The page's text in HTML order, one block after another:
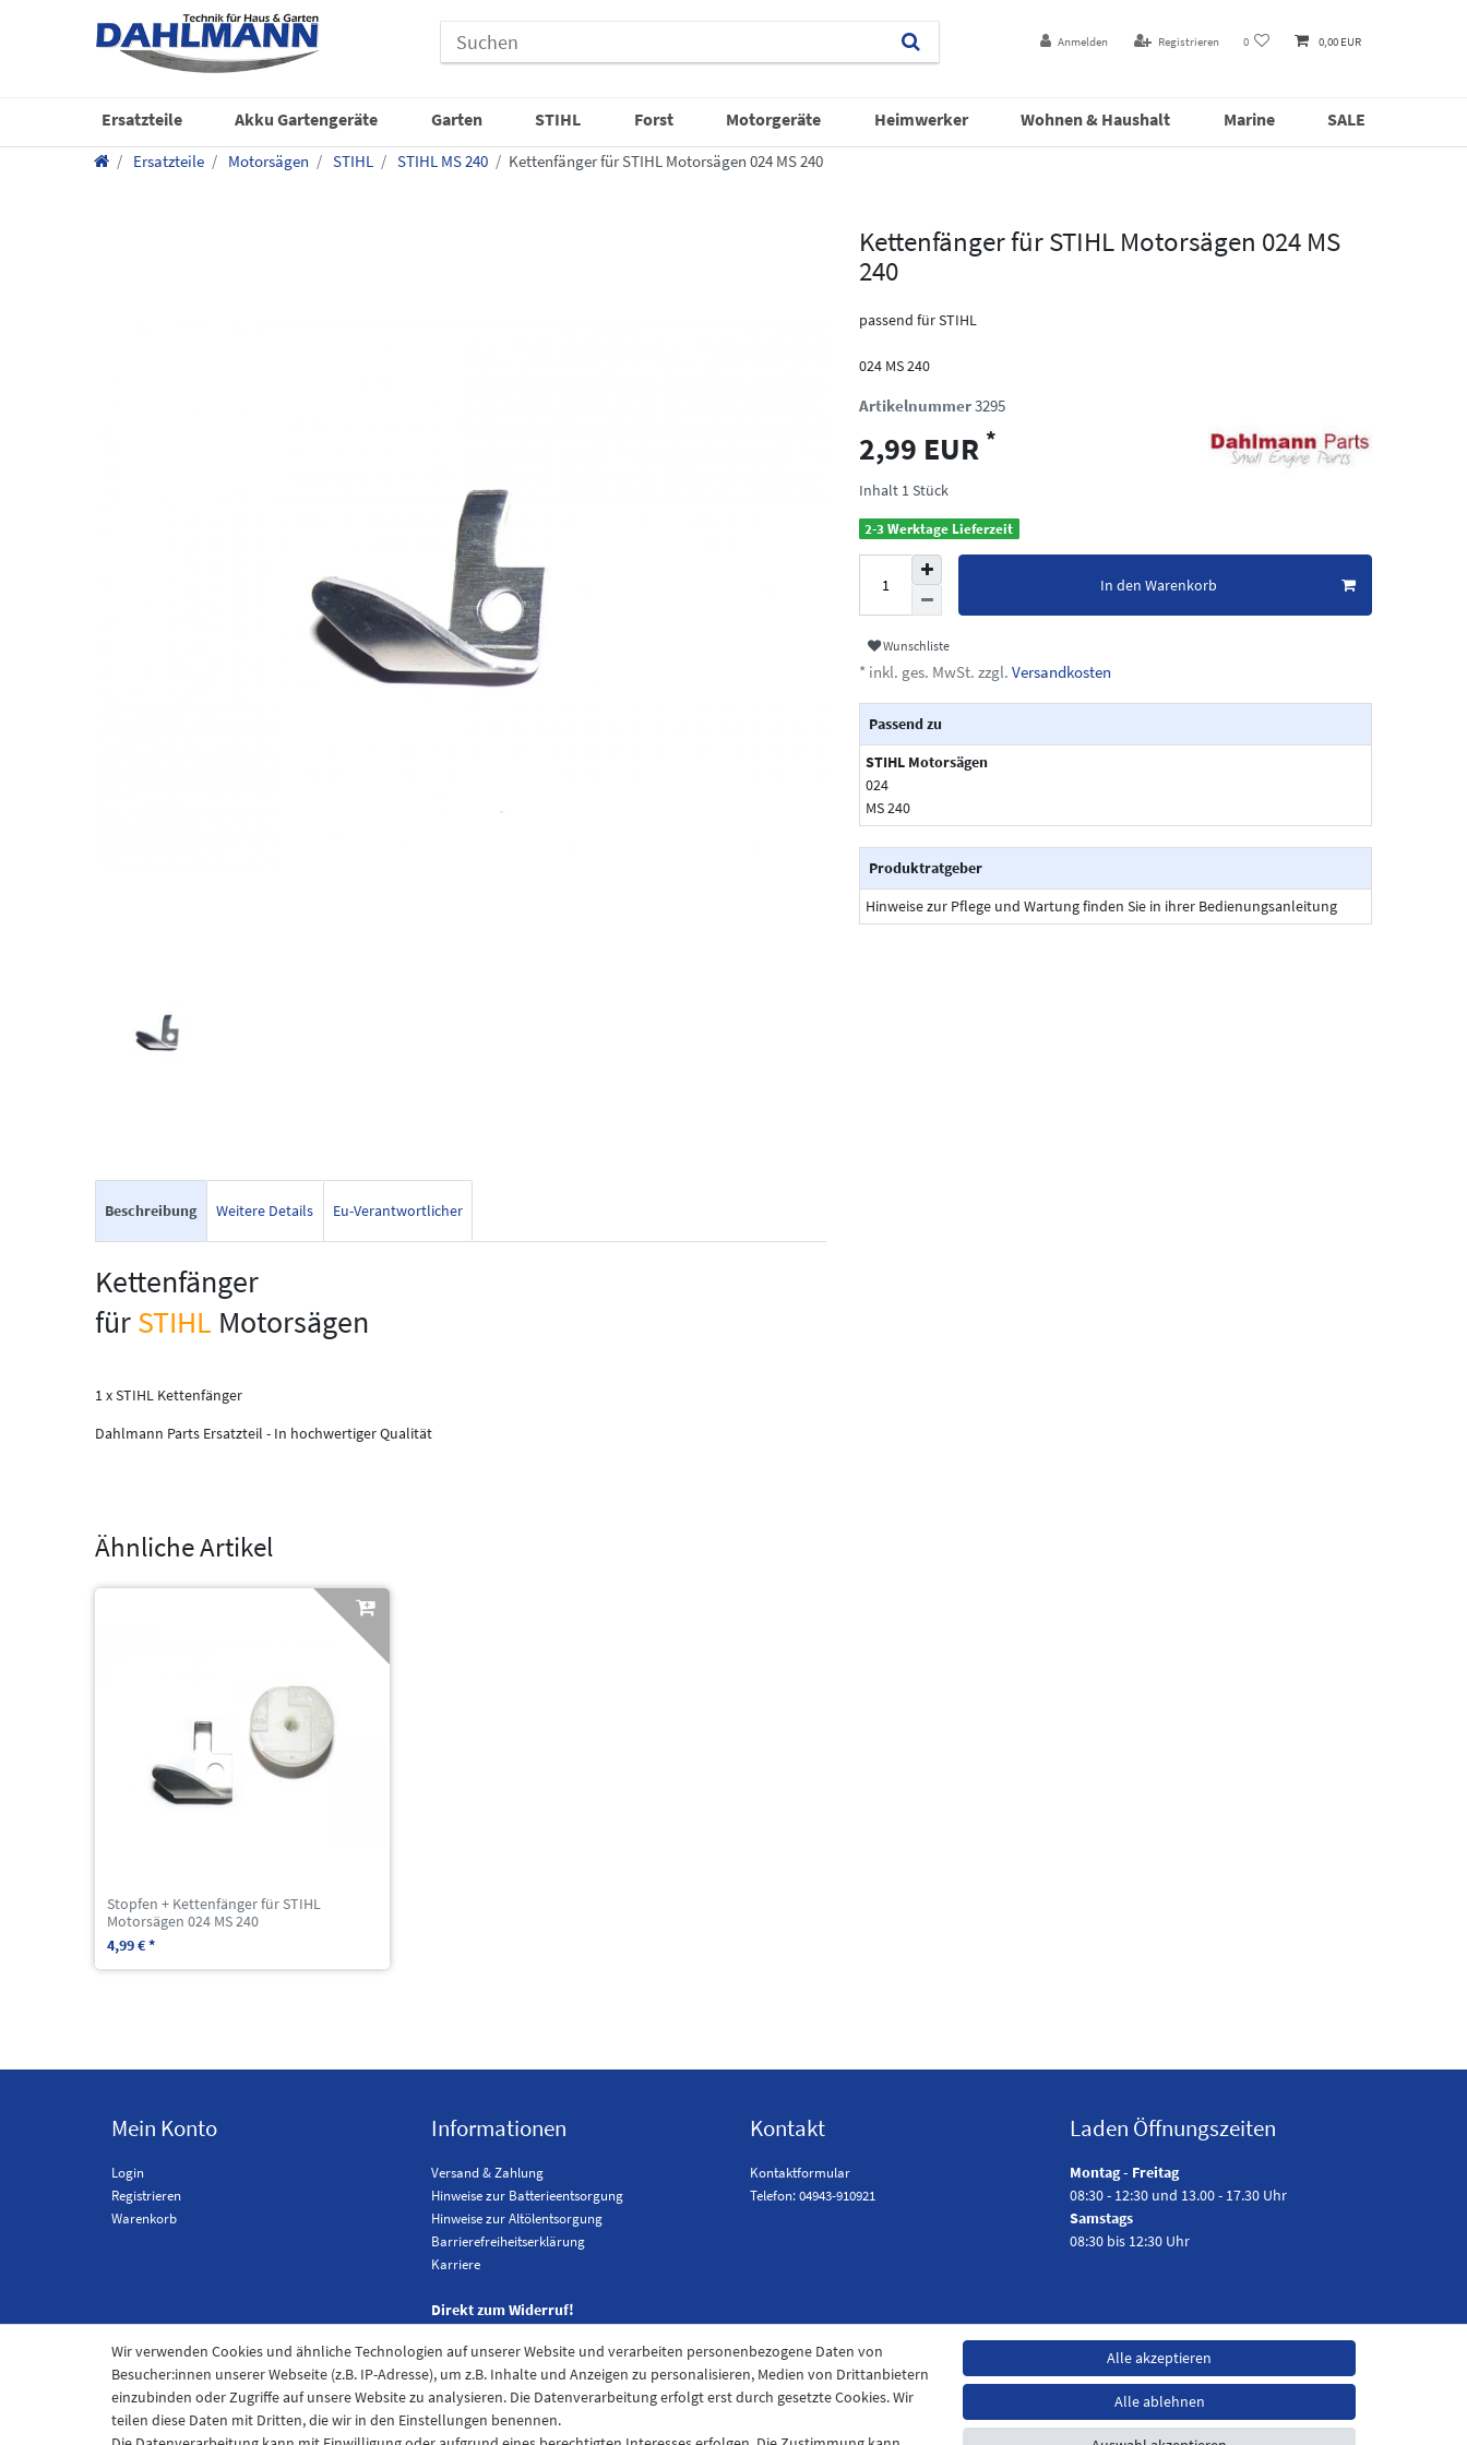
Anmelden Registrieren 0 0,00 EUR
Ersatzteile Akku Gartengeräte Garten STIHL Forst Motorgeräte Heimwerker Wohnen & Haushalt Marine SALE
Ersatzteile Motorsägen STIHL STIHL MS 240 Kettenfänger für STIHL Motorsägen 024 MS 240
Kettenfänger für STIHL Motorsägen 024 MS
240
passend für STIHL
024 MS 240
Artikelnummer3295
2,99 EUR *
Inhalt 1Stück
2-3 Werktage Lieferzeit
In den Warenkorb
Wunschliste
* inkl. ges. MwSt. zzgl. Versandkosten
Passend zu
STIHL Motorsägen
024
MS 240
Produktratgeber
Hinweise zur Pflege und Wartung finden Sie in ihrer Bedienungsanleitung
Beschreibung Weitere Details Eu-Verantwortlicher
Kettenfänger
fürSTIHL Motorsägen
1 x STIHL Kettenfänger
Dahlmann Parts Ersatzteil - In hochwertiger Qualität
Ähnliche Artikel
Stopfen + Kettenfänger für STIHL
Motorsägen 024 MS 240
4,99 € *
Mein Konto
Login
Registrieren
Warenkorb
Informationen
Versand & Zahlung
Hinweise zur Batterieentsorgung
Hinweise zur Altölentsorgung
Barrierefreiheitserklärung
Karriere
Direkt zum Widerruf!
Kontakt
Kontaktformular
Telefon: 04943-910921
Laden Öffnungszeiten
Montag - Freitag
08:30 - 12:30 und 13.00 - 17.30 Uhr
Samstags
08:30 bis 12:30 Uhr
Wir verwenden Cookies und ähnliche Technologien auf unserer Website und verarbeiten personenbezogene Daten von
Besucher:innen unserer Webseite (z.B. IP-Adresse), um z.B. Inhalte und Anzeigen zu personalisieren, Medien von Drittanbietern
einzubinden oder Zugriffe auf unsere Website zu analysieren. Die Datenverarbeitung erfolgt erst durch gesetzte Cookies. Wir
teilen diese Daten mit Dritten, die wir in den Einstellungen benennen.
Alle akzeptieren
Alle ablehnen